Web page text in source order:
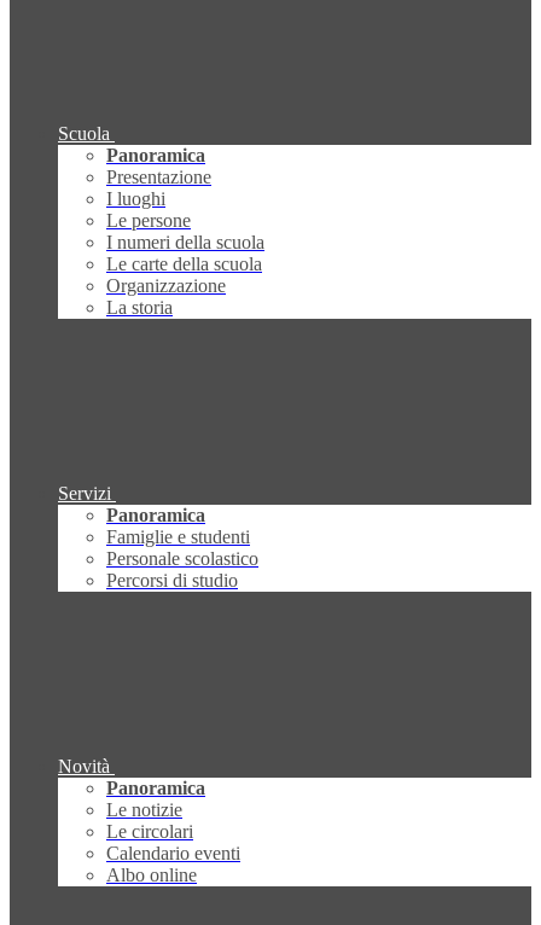
Scuola
Panoramica
Presentazione
I luoghi
Le persone
I numeri della scuola
Le carte della scuola
Organizzazione
La storia
Servizi
Panoramica
Famiglie e studenti
Personale scolastico
Percorsi di studio
Novità
Panoramica
Le notizie
Le circolari
Calendario eventi
Albo online